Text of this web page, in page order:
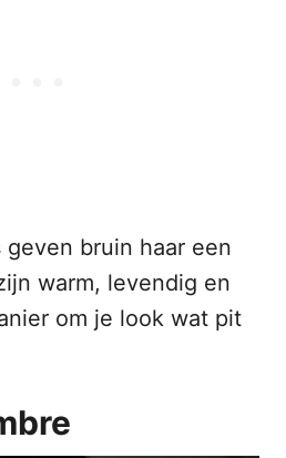
bruin haar een
warm, levendig en
om je look wat pit